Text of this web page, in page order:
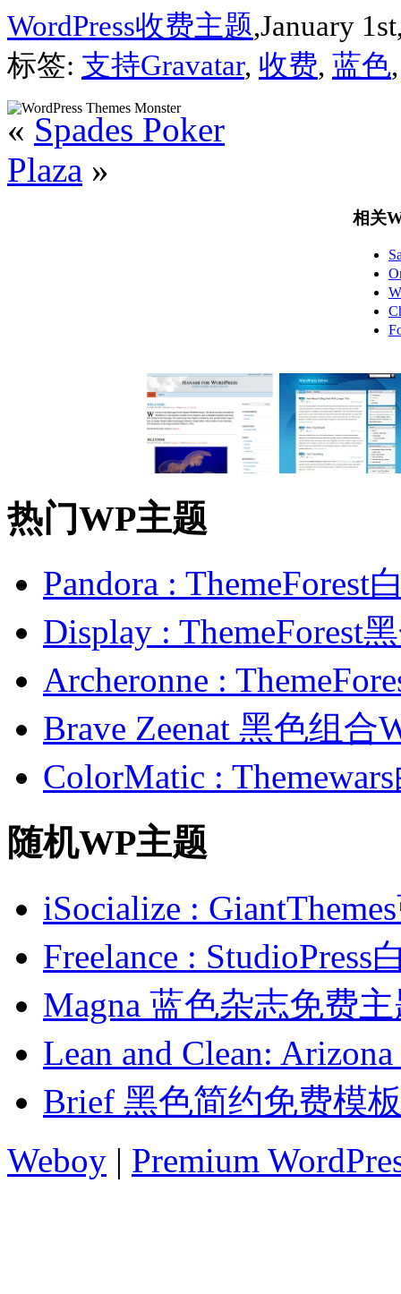
WordPress收费主题,January
标签: 支持Gravatar, 收费, 蓝色
« Spades Poker
Plaza »
相关
热门WP主题
Pandora : ThemeForest
Display : ThemeForest
Archeronne :
Brave Zeenat 黑色组合
ColorMatic :
随机WP主题
iSocialize :
Freelance :
Magna 蓝色杂志免费
Lean and Clean:
Brief 黑色简约免费模
Weboy | Premium